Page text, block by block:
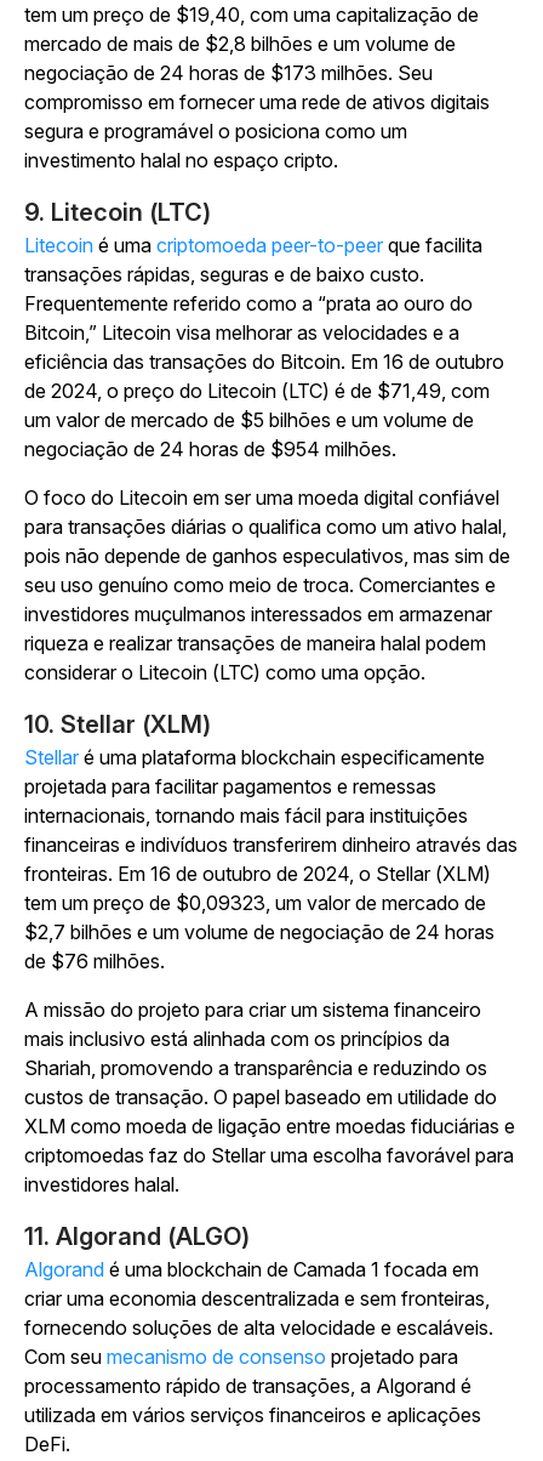
tem um preço de $19,40, com uma capitalização de
mercado de mais de $2,8 bilhões e um volume de
negociação de 24 horas de $173 milhões. Seu
compromisso em fornecer uma rede de ativos digitais
segura e programável o posiciona como um
investimento halal no espaço cripto.
9. Litecoin (LTC)
Litecoin é uma criptomoeda peer-to-peer que facilita
transações rápidas, seguras e de baixo custo.
Frequentemente referido como a “prata ao ouro do
Bitcoin,” Litecoin visa melhorar as velocidades e a
eficiência das transações do Bitcoin. Em 16 de outubro
de 2024, o preço do Litecoin (LTC) é de $71,49, com
um valor de mercado de $5 bilhões e um volume de
negociação de 24 horas de $954 milhões.
O foco do Litecoin em ser uma moeda digital confiável
para transações diárias o qualifica como um ativo halal,
pois não depende de ganhos especulativos, mas sim de
seu uso genuíno como meio de troca. Comerciantes e
investidores muçulmanos interessados em armazenar
riqueza e realizar transações de maneira halal podem
considerar o Litecoin (LTC) como uma opção.
10. Stellar (XLM)
Stellar é uma plataforma blockchain especificamente
projetada para facilitar pagamentos e remessas
internacionais, tornando mais fácil para instituições
financeiras e indivíduos transferirem dinheiro através das
fronteiras. Em 16 de outubro de 2024, o Stellar (XLM)
tem um preço de $0,09323, um valor de mercado de
$2,7 bilhões e um volume de negociação de 24 horas
de $76 milhões.
A missão do projeto para criar um sistema financeiro
mais inclusivo está alinhada com os princípios da
Shariah, promovendo a transparência e reduzindo os
custos de transação. O papel baseado em utilidade do
XLM como moeda de ligação entre moedas fiduciárias e
criptomoedas faz do Stellar uma escolha favorável para
investidores halal.
11. Algorand (ALGO)
Algorand é uma blockchain de Camada 1 focada em
criar uma economia descentralizada e sem fronteiras,
fornecendo soluções de alta velocidade e escaláveis.
Com seu mecanismo de consenso projetado para
processamento rápido de transações, a Algorand é
utilizada em vários serviços financeiros e aplicações
DeFi.